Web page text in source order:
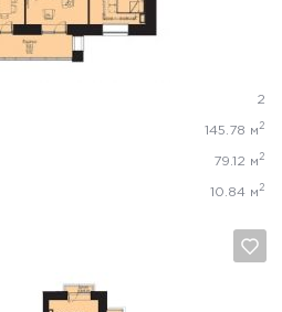
2
145.78 м 2
79.12 м 2
10.84 м 2